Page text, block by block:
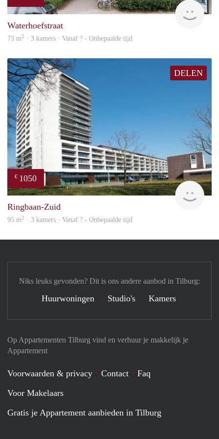
Waterhoefstraat
73 m2 · 3 kamers · Vanaf ? - Onbepaalde tijd
DELEN
€ 1050
Ringbaan-Zuid
95 m2 · 3 kamers · Vanaf ? - Onbepaalde tijd
Op Appartementen Tilburg vind en verhuur je makkelijk je
Appartement
Voorwaarden & privacy Contact
Faq
Voor Makelaars
Gratis je Appartement aanbieden in Tilburg
Niks leuks gevonden? Dit is ons andere aanbod in Tilburg:
Huurwoningen Studio's Kamers